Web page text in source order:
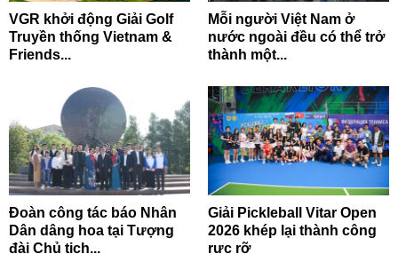
VGR khởi động Giải Golf
Truyền thống Vietnam &
Friends...
Mỗi người Việt Nam ở
nước ngoài đều có thể trở
thành một...
Đoàn công tác báo Nhân
Dân dâng hoa tại Tượng
đài Chủ tịch...
Giải Pickleball Vitar Open
2026 khép lại thành công
rực rỡ